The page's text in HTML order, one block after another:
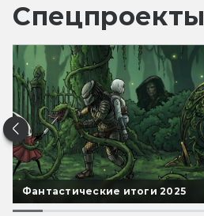
Спецпроекты
Фантастические итоги 2025